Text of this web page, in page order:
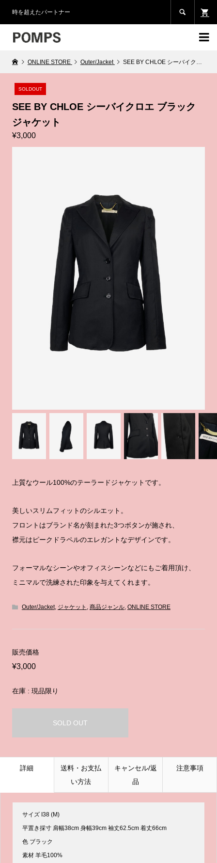
時を超えたパートナー 

ONLINE STORE Outer/Jacket SEE BY CHLOE シーバイクロエ ブラックジャケット
SOLDOUT
SEE BY CHLOE シーバイクロエ ブラック
ジャケット
¥3,000
上質なウール100%のテーラードジャケットです。
美しいスリムフィットのシルエット。
フロントはブランド名が刻まれた3つボタンが施され、
襟元はピークドラペルのエレガントなデザインです。
フォーマルなシーンやオフィスシーンなどにもご着用頂け、
ミニマルで洗練された印象を与えてくれます。
Outer/Jacket, ジャケット 商品ジャンル, ONLINE STORE
販売価格
¥3,000
在庫 : 現品限り
SOLD OUT
詳細
送料・お支払
い方法
キャンセル/返
品
注意事項
サイズ I38 (M)
平置き採寸 肩幅38cm 身幅39cm 袖丈62.5cm 着丈66cm
色 ブラック
素材 羊毛100%